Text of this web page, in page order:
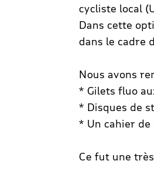
cycliste local
Dans cette
dans le cadre
Nous avons
* Gilets fluo
* Disques de
* Un cahier de
Ce fut une